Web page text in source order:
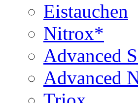
Eistauchen
Nitrox*
Advanced
Advanced